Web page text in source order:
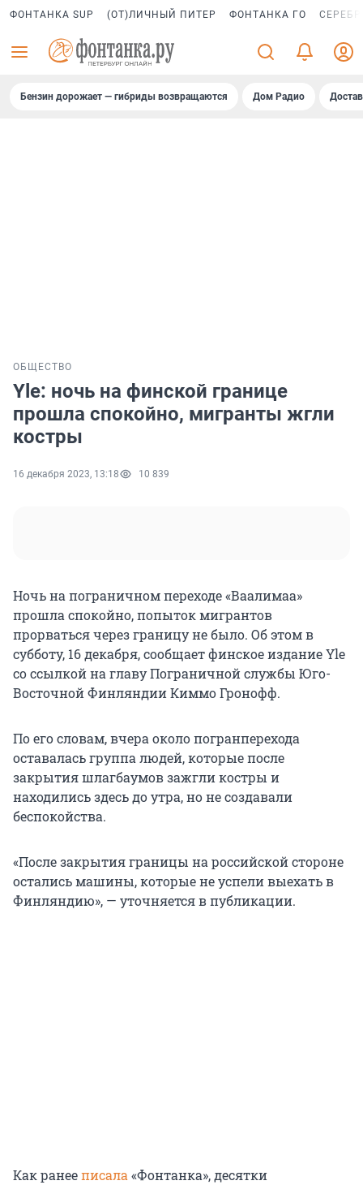
ФОНТАНКА SUP (ОТ)ЛИЧНЫЙ ПИТЕР ФОНТАНКА ГО
Бензин дорожает — гибриды возвращаются Дом Радио
ОБЩЕСТВО
Yle: ночь на финской границе
прошла спокойно, мигранты жгли
костры
16 декабря 2023, 13:18 10 839
Ночь на пограничном переходе «Ваалимаа»
прошла спокойно, попыток мигрантов
прорваться через границу не было. Об этом в
субботу, 16 декабря, сообщает финское издание Yle
со ссылкой на главу Пограничной службы Юго-
Восточной Финляндии Киммо Гронофф.
По его словам, вчера около погранперехода
оставалась группа людей, которые после
закрытия шлагбаумов зажгли костры и
находились здесь до утра, но не создавали
беспокойства.
«После закрытия границы на российской стороне
остались машины, которые не успели выехать в
Финляндию», — уточняется в публикации.
Как ранееписала «Фонтанка», десятки